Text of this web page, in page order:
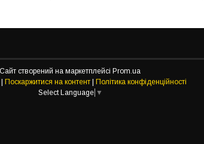
Сайт створений на маркетплейсі Prom.ua
ЕкспертКамін | Поскаржитися на контент | Політика конфіденційності
Select Language ▼